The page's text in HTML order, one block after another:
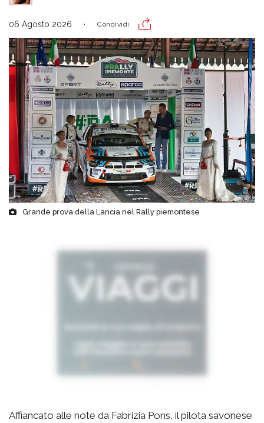
06 Agosto 2026 Condividi
Grande prova della Lancia nel Rally piemontese
Affiancato alle note da Fabrizia Pons, il pilota savonese